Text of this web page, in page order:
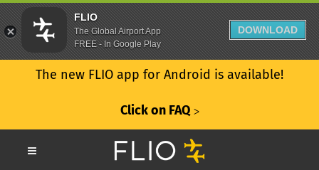
The new FLIO app for Android is available!
Click on FAQ ᐳ
FLIO
The Global Airport App
FREE - In Google Play
DOWNLOAD